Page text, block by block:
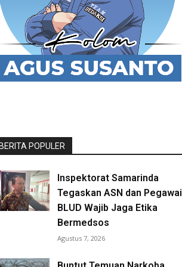
POPULER
Inspektorat Samarinda
Tegaskan ASN dan Pegawai
BLUD Wajib Jaga Etika
Bermedsos
Agustus 7, 2026